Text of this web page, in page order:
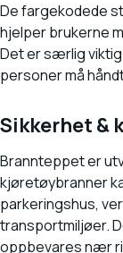
De fargekodede
hjelper brukerne
Det er særlig
personer må
Sikkerhet &
Brannteppet er
kjøretøybranner
parkeringshus,
transportmiljøer.
oppbevares nær